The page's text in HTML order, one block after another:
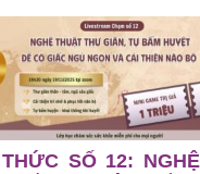
SỐ 12: